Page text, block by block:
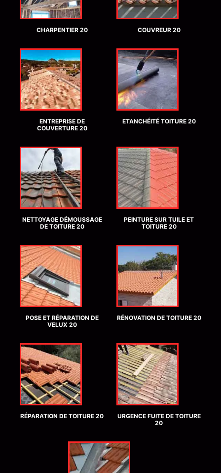
CHARPENTIER 20 COUVREUR 20
ENTREPRISE DE
COUVERTURE 20
ETANCHÉITÉ TOITURE 20
NETTOYAGE DÉMOUSSAGE
DE TOITURE 20
PEINTURE SUR TUILE ET
TOITURE 20
POSE ET RÉPARATION DE
VELUX 20
RÉNOVATION DE TOITURE 20
RÉPARATION DE TOITURE 20
URGENCE FUITE DE TOITURE
20